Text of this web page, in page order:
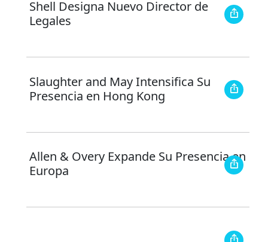
Shell Designa Nuevo Director de
Legales
Slaughter and May Intensifica Su
Presencia en Hong Kong
Allen & Overy Expande Su Presencia en
Europa